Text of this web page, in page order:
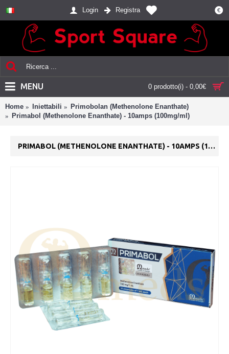
€
Login Registra
0 prodotto(i) - 0,00€
MENU
Home Iniettabili
Primobolan (Methenolone Enanthate)
Primabol (Methenolone Enanthate) - 10amps (100mg/ml)
PRIMABOL (METHENOLONE ENANTHATE) - 10AMPS (100MG/ML)